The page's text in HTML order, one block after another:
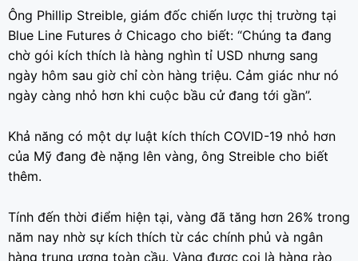
Ông Phillip Streible, giám đốc chiến lược thị trường tại
Blue Line Futures ở Chicago cho biết: “Chúng ta đang
chờ gói kích thích là hàng nghìn tỉ USD nhưng sang
ngày hôm sau giờ chỉ còn hàng triệu. Cảm giác như nó
ngày càng nhỏ hơn khi cuộc bầu cử đang tới gần”.
Khả năng có một dự luật kích thích COVID-19 nhỏ hơn
của Mỹ đang đè nặng lên vàng, ông Streible cho biết
thêm.
Tính đến thời điểm hiện tại, vàng đã tăng hơn 26% trong
năm nay nhờ sự kích thích từ các chính phủ và ngân
hàng trung ương toàn cầu. Vàng được coi là hàng rào